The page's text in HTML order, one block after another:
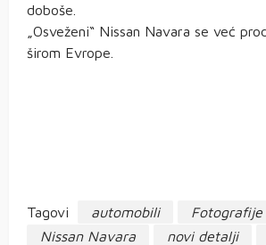
doboše.
„Osveženi“ Nissan Navara se već
širom Evrope.
Tagovi automobili
Fotografije
Nissan Navara
novi detalji